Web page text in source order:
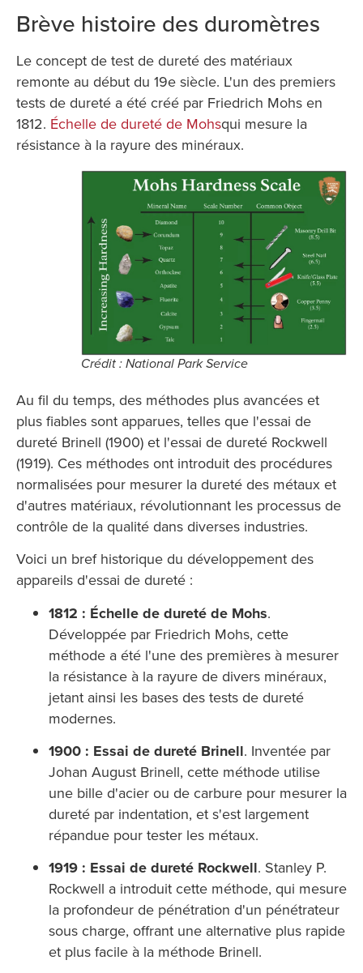
Brève histoire des duromètres
Le concept de test de dureté des matériaux
remonte au début du 19e siècle. L'un des premiers
tests de dureté a été créé par Friedrich Mohs en
1812. Échelle de dureté de Mohsqui mesure la
résistance à la rayure des minéraux.
Crédit : National Park Service
Au fil du temps, des méthodes plus avancées et
plus fiables sont apparues, telles que l'essai de
dureté Brinell (1900) et l'essai de dureté Rockwell
(1919). Ces méthodes ont introduit des procédures
normalisées pour mesurer la dureté des métaux et
d'autres matériaux, révolutionnant les processus de
contrôle de la qualité dans diverses industries.
Voici un bref historique du développement des
appareils d'essai de dureté :
1812 : Échelle de dureté de Mohs.
Développée par Friedrich Mohs, cette
méthode a été l'une des premières à mesurer
la résistance à la rayure de divers minéraux,
jetant ainsi les bases des tests de dureté
modernes.
1900 : Essai de dureté Brinell. Inventée par
Johan August Brinell, cette méthode utilise
une bille d'acier ou de carbure pour mesurer la
dureté par indentation, et s'est largement
répandue pour tester les métaux.
1919 : Essai de dureté Rockwell. Stanley P.
Rockwell a introduit cette méthode, qui mesure
la profondeur de pénétration d'un pénétrateur
sous charge, offrant une alternative plus rapide
et plus facile à la méthode Brinell.